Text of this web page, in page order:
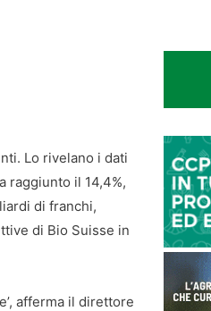
Lo rivelano i dati
raggiunto il 14,4%,
di franchi,
di Bio Suisse in
afferma il direttore